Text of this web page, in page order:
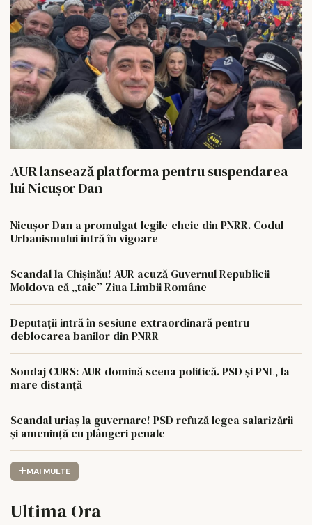
AUR lansează platforma pentru suspendarea
lui Nicușor Dan
Nicușor Dan a promulgat legile-cheie din PNRR. Codul
Urbanismului intră în vigoare
Scandal la Chișinău! AUR acuză Guvernul Republicii
Moldova că „taie” Ziua Limbii Române
Deputații intră în sesiune extraordinară pentru
deblocarea banilor din PNRR
Sondaj CURS: AUR domină scena politică. PSD și PNL, la
mare distanță
Scandal uriaș la guvernare! PSD refuză legea salarizării
și amenință cu plângeri penale
MAI MULTE
Ultima Ora